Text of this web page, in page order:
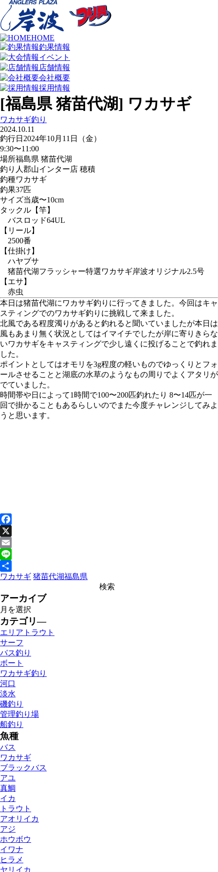
HOME
釣果情報
イベント
店舗情報
会社概要
採用情報
[福島県 猪苗代湖] ワカサギ
ワカサギ釣り
2024.10.11
釣行日 2024年10月11日（金）
9:30〜11:00
場所福島県 猪苗代湖
釣り人 郡山インター店 穂積
釣種ワカサギ
釣果37匹
サイズ当歳〜10cm
タックル 【竿】
バスロッド64UL
【リール】
2500番
【仕掛け】
ハヤブサ
猪苗代湖フラッシャー特選ワカサギ岸波オリジナル2.5号
【エサ】
赤虫
本日は猪苗代湖にワカサギ釣りに行ってきました。今回はキャ
スティングでのワカサギ釣りに挑戦して来ました。
北風である程度濁りがあると釣れると聞いていましたが本日は
風もあまり無く状況としてはイマイチでしたが岸に寄りきらな
いワカサギをキャスティングで少し遠くに投げることで釣れま
した。
ポイントとしてはオモリを3g程度の軽いものでゆっくりとフォ
ールさせることと湖底の水草のようなもの周りでよくアタリが
でていました。
時間帯や日によって1時間で100〜200匹釣れたり 8〜14匹が一
回で掛かることもあるらしいのでまた今度チャレンジしてみよ
うと思います。
Facebook
X
Email
Line
共
ワカサギ 猪苗代湖福島県
アーカイブ
カテゴリ―
エリアトラウト
サーフ
バス釣り
ボート
ワカサギ釣り
河口
淡水
磯釣り
管理釣り場
船釣り
魚種
バス
ワカサギ
ブラックバス
アユ
真鯛
イカ
トラウト
アオリイカ
アジ
ホウボウ
イワナ
ヒラメ
ヤリイカ